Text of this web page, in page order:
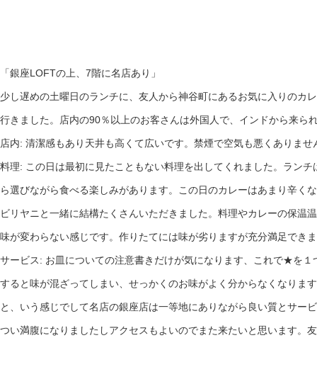
「銀座LOFTの上、7階に名店あり」
少し遅めの土曜日のランチに、友人から神谷町にあるお気に入りのカ
行きました。店内の90％以上のお客さんは外国人で、インドから来ら
店内: 清潔感もあり天井も高くて広いです。禁煙で空気も悪くありませ
料理: この日は最初に見たこともない料理を出してくれました。ラン
ら選びながら食べる楽しみがあります。この日のカレーはあまり辛く
ビリヤニと一緒に結構たくさんいただきました。料理やカレーの保温
味が変わらない感じです。作りたてには味が劣りますが充分満足でき
サービス: お皿についての注意書きだけが気になります、これで★を
すると味が混ざってしまい、せっかくのお味がよく分からなくなりま
と、いう感じでして名店の銀座店は一等地にありながら良い質とサー
つい満腹になりましたしアクセスもよいのでまた来たいと思います。